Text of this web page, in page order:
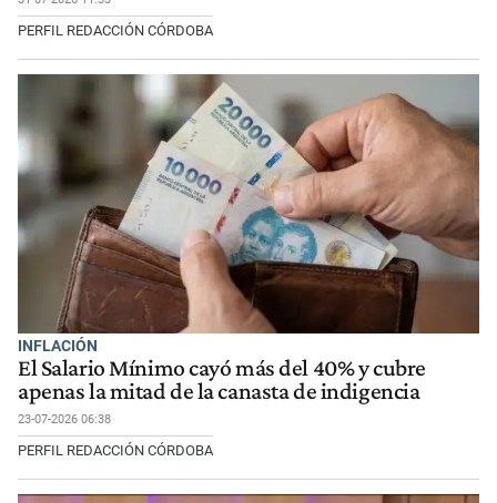
PERFIL REDACCIÓN CÓRDOBA
INFLACIÓN
El Salario Mínimo cayó más del 40% y cubre
apenas la mitad de la canasta de indigencia
23-07-2026 06:38
PERFIL REDACCIÓN CÓRDOBA